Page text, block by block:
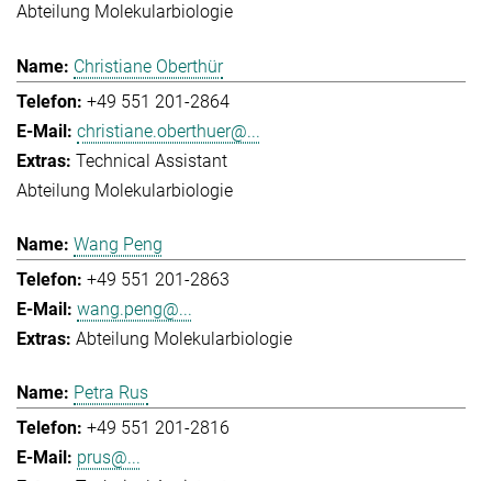
Abteilung Molekularbiologie
Christiane Oberthür
+49 551 201-2864
christiane.oberthuer@...
Technical Assistant
Abteilung Molekularbiologie
Wang Peng
+49 551 201-2863
wang.peng@...
Abteilung Molekularbiologie
Petra Rus
+49 551 201-2816
prus@...